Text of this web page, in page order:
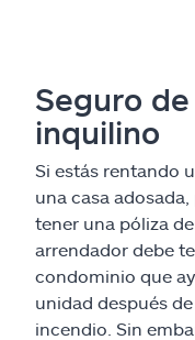
Seguro
inquilino
Si estás rentando
una casa
tener una póliza
arrendador debe
condominio que
unidad después
incendio. Sin